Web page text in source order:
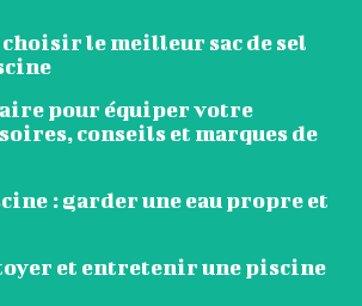
le meilleur sac de sel
pour équiper votre
conseils et marques de
: garder une eau propre et
et entretenir une piscine